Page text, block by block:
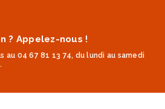
? Appelez-nous !
au 04 67 81 13 74, du lundi au samedi